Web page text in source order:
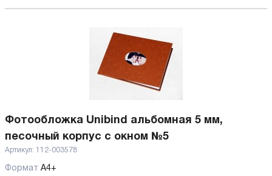
Фотообложка Unibind альбомная 5 мм,
песочный корпус с окном №5
Артикул: 112-003578
Формат А4+